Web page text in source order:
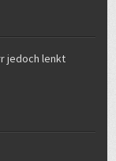
jedoch lenkt